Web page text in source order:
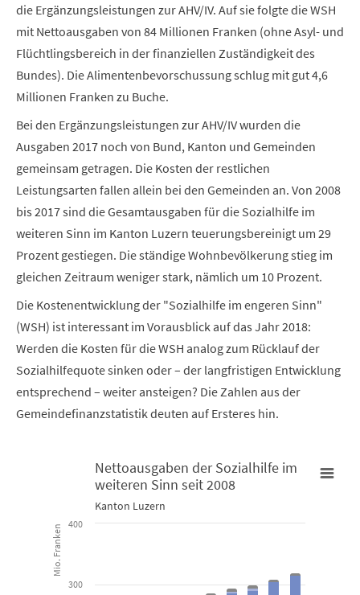
die Ergänzungsleistungen zur AHV/IV. Auf sie folgte die WSH
mit Nettoausgaben von 84 Millionen Franken (ohne Asyl- und
Flüchtlingsbereich in der finanziellen Zuständigkeit des
Bundes). Die Alimentenbevorschussung schlug mit gut 4,6
Millionen Franken zu Buche.
Bei den Ergänzungsleistungen zur AHV/IV wurden die
Ausgaben 2017 noch von Bund, Kanton und Gemeinden
gemeinsam getragen. Die Kosten der restlichen
Leistungsarten fallen allein bei den Gemeinden an. Von 2008
bis 2017 sind die Gesamtausgaben für die Sozialhilfe im
weiteren Sinn im Kanton Luzern teuerungsbereinigt um 29
Prozent gestiegen. Die ständige Wohnbevölkerung stieg im
gleichen Zeitraum weniger stark, nämlich um 10 Prozent.
Die Kostenentwicklung der "Sozialhilfe im engeren Sinn"
(WSH) ist interessant im Vorausblick auf das Jahr 2018:
Werden die Kosten für die WSH analog zum Rücklauf der
Sozialhilfequote sinken oder – der langfristigen Entwicklung
entsprechend – weiter ansteigen? Die Zahlen aus der
Gemeindefinanzstatistik deuten auf Ersteres hin.
Nettoausgaben der Sozialhilfe im weiteren Sinn seit 2008
Bar chart with 4 data series.
Kanton Luzern
Mio. Franken
Nettoausgaben der Sozialhilfe im
weiteren Sinn seit 2008
Kanton Luzern
300
400